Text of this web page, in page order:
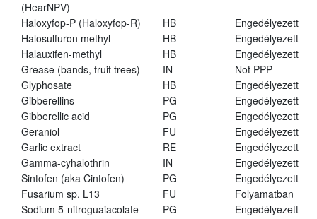
(HearNPV)
Haloxyfop-P (Haloxyfop-R) HB
Engedélyezett
Halosulfuron methyl
HB
Engedélyezett
Halauxifen-methyl
HB
Engedélyezett
Grease (bands, fruit trees)
IN
Not PPP
Glyphosate
HB
Engedélyezett
Gibberellins
PG
Engedélyezett
Gibberellic acid
PG
Engedélyezett
Geraniol
FU
Engedélyezett
Garlic extract
RE
Engedélyezett
Gamma-cyhalothrin
IN
Engedélyezett
Sintofen (aka Cintofen)
PG
Engedélyezett
Fusarium sp. L13
FU
Folyamatban
Sodium 5-nitroguaiacolate
PG
Engedélyezett